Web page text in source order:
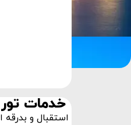
خدمات تور
استقبال و بدرقه